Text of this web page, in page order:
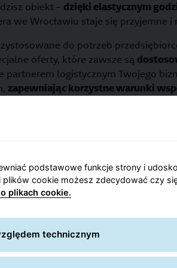
obiekt – dzięki elastycznym
we Wrocławiu staje się przyjemne
do potrzeb
oferty, które zawsze są
partnerem logistycznym Twojego
zapewniając korzystne warunki
w województwie
podstawowe funkcje strony i
plików cookie możesz zdecydować czy
plikach cookie.
technicznym